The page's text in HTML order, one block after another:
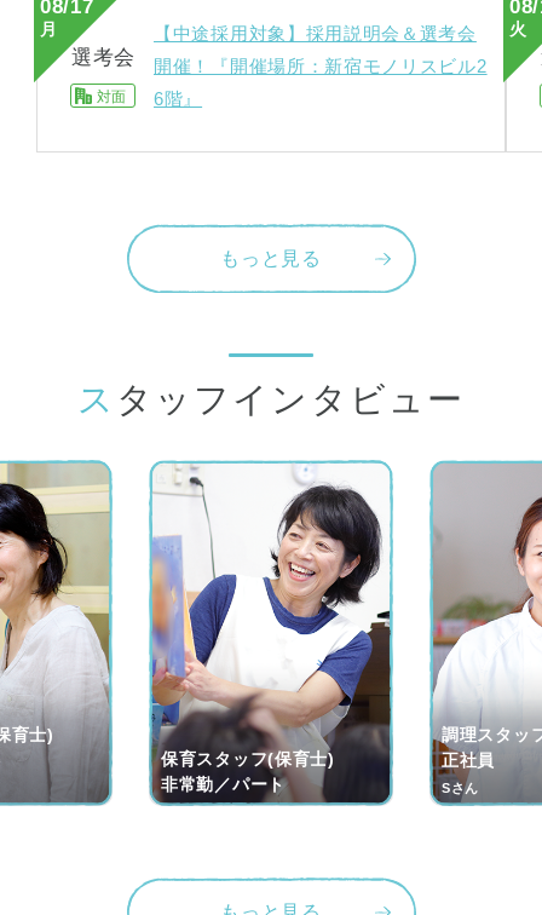
08/17
月
選考会
対面
【中途採用対象】採用説明会＆選考会
開催！『開催場所：新宿モノリスビル2
6階』
火
もっと見る
スタッフインタビュー
育士)
保育スタッフ(保育士)
非常勤／パート
調理スタッ
正社員
Sさん